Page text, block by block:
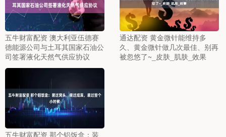
五牛财富配资 澳大利亚伍德赛
德能源公司与土耳其国家石油公
司签署液化天然气供应协议
通达配资 黄金微针能维持多
久、黄金微针做几次最佳、别再
被忽悠了~_皮肤_肌肤_效果
五牛财富配资 那个铝饭盒：装